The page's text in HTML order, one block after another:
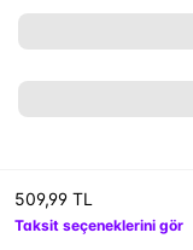
509,99 TL
Taksit seçeneklerini gör